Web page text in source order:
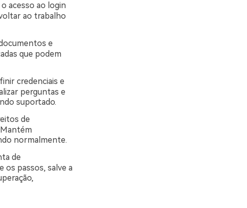
acesso ao login
ao trabalho
e
que podem
credenciais e
perguntas e
suportado.
de
normalmente.
de
os passos, salve a